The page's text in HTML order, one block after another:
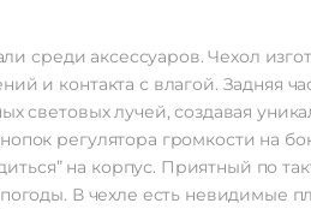
среди аксессуаров. Чехол
и контакта с влагой. Задняя
световых лучей, создавая
регулятора громкости на
на корпус. Приятный по
В чехле есть невидимые